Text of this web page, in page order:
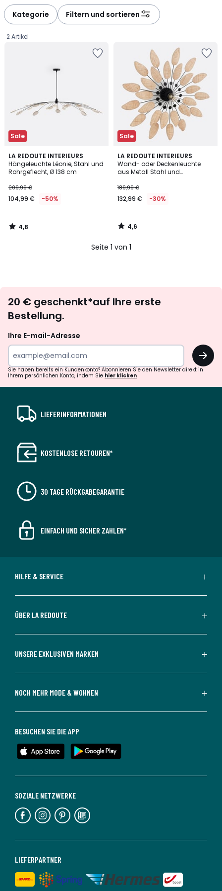
Kategorie Filtern und sortieren
2 Artikel
Sale
LA REDOUTE INTERIEURS
Hängeleuchte Léonie, Stahl und
Rohrgeflecht, Ø 138 cm
€
Statt
€
50%
209,99 €
104,99 € -50%
4,8
/ 5
4,8
/
Sale
LA REDOUTE INTERIEURS
Wand- oder Deckenleuchte
aus Metall Stahl und
cm, LÉONIE
189,99 €
132,99 € -30%
4,6
/ 5
4,6
/
Seite 1 von 1
abonnieren
20 € geschenkt*auf Ihre erste
Bestellung.
Ihre E-mail-Adresse
OK
Sie haben bereits ein Kundenkonto? Abonnieren Sie den Newsletter direkt in
Ihrem persönlichen Konto, indem Sie hier klicken
LIEFERINFORMATIONEN
KOSTENLOSE RETOUREN*
30 TAGE RÜCKGABEGARANTIE
EINFACH UND SICHER ZAHLEN*
HILFE & SERVICE
ÜBER LA REDOUTE
UNSERE EXKLUSIVEN MARKEN
NOCH MEHR MODE & WOHNEN
LIEFERPARTNER
SOZIALE NETZWERKE
BESUCHEN SIE DIE APP